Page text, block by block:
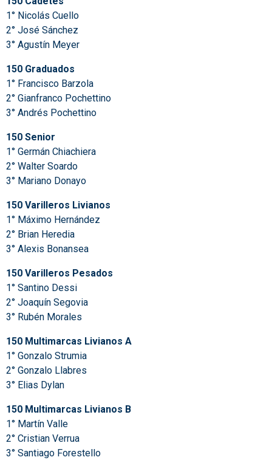
1° Nicolás Cuello
2° José Sánchez
3° Agustín Meyer
150 Graduados
1° Francisco Barzola
2° Gianfranco Pochettino
3° Andrés Pochettino
150 Senior
1° Germán Chiachiera
2° Walter Soardo
3° Mariano Donayo
150 Varilleros Livianos
1° Máximo Hernández
2° Brian Heredia
3° Alexis Bonansea
150 Varilleros Pesados
1° Santino Dessi
2° Joaquín Segovia
3° Rubén Morales
150 Multimarcas Livianos A
1° Gonzalo Strumia
2° Gonzalo Llabres
3° Elias Dylan
150 Multimarcas Livianos B
1° Martín Valle
2° Cristian Verrua
3° Santiago Forestello